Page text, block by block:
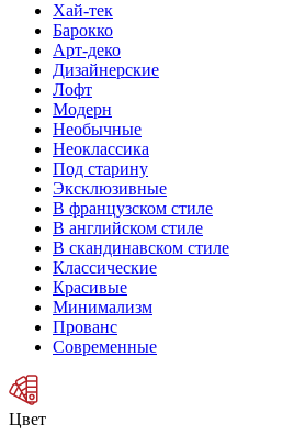
Хай-тек
Барокко
Арт-деко
Дизайнерские
Лофт
Модерн
Необычные
Неоклассика
Под старину
Эксклюзивные
В французском стиле
В английском стиле
В скандинавском стиле
Классические
Красивые
Минимализм
Прованс
Современные
Цвет